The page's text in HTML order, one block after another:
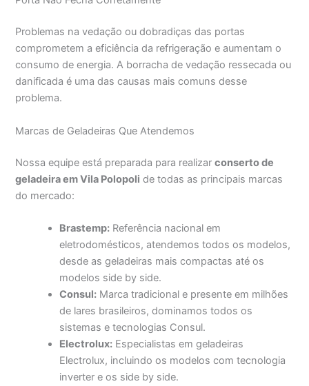
Problemas na vedação ou dobradiças das portas
comprometem a eficiência da refrigeração e aumentam o
consumo de energia. A borracha de vedação ressecada ou
danificada é uma das causas mais comuns desse
problema.
Marcas de Geladeiras Que Atendemos
Nossa equipe está preparada para realizarconserto de
geladeira em Vila Polopoli de todas as principais marcas
do mercado:
Brastemp: Referência nacional em
eletrodomésticos, atendemos todos os modelos,
desde as geladeiras mais compactas até os
modelos side by side.
Consul: Marca tradicional e presente em milhões
de lares brasileiros, dominamos todos os
sistemas e tecnologias Consul.
Electrolux: Especialistas em geladeiras
Electrolux, incluindo os modelos com tecnologia
inverter e os side by side.